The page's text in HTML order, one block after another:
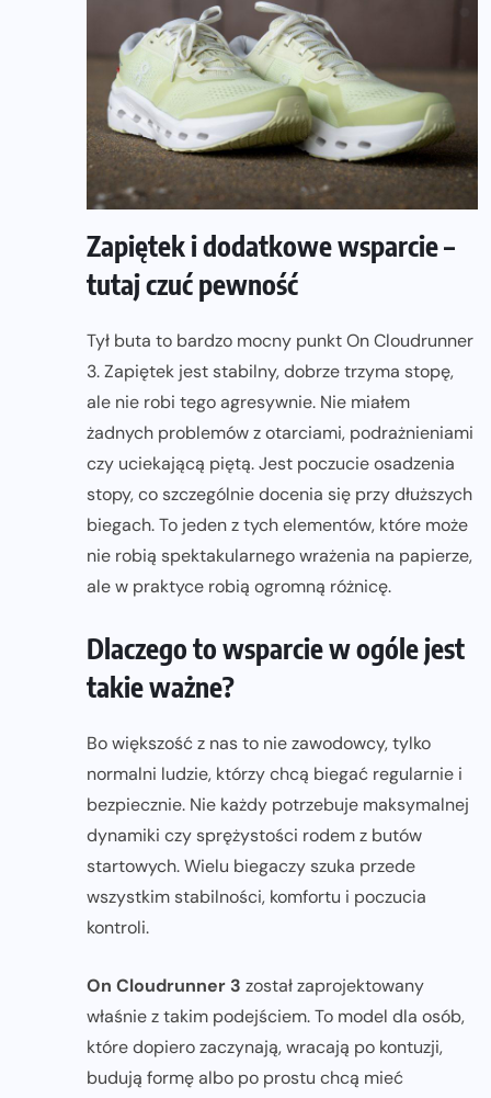
Zapiętek i dodatkowe wsparcie –
tutaj czuć pewność
Tył buta to bardzo mocny punkt On Cloudrunner
3. Zapiętek jest stabilny, dobrze trzyma stopę,
ale nie robi tego agresywnie. Nie miałem
żadnych problemów z otarciami, podrażnieniami
czy uciekającą piętą. Jest poczucie osadzenia
stopy, co szczególnie docenia się przy dłuższych
biegach. To jeden z tych elementów, które może
nie robią spektakularnego wrażenia na papierze,
ale w praktyce robią ogromną różnicę.
Dlaczego to wsparcie w ogóle jest
takie ważne?
Bo większość z nas to nie zawodowcy, tylko
normalni ludzie, którzy chcą biegać regularnie i
bezpiecznie. Nie każdy potrzebuje maksymalnej
dynamiki czy sprężystości rodem z butów
startowych. Wielu biegaczy szuka przede
wszystkim stabilności, komfortu i poczucia
kontroli.
On Cloudrunner 3 został zaprojektowany
właśnie z takim podejściem. To model dla osób,
które dopiero zaczynają, wracają po kontuzji,
budują formę albo po prostu chcą mieć